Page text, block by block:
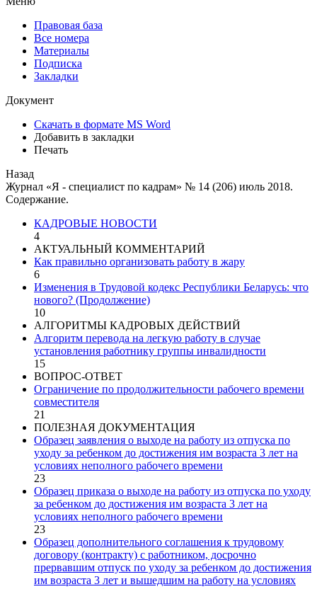
Правовая база
Все номера
Материалы
Подписка
Закладки
Документ
Скачать в формате MS Word
Добавить в закладки
Печать
Назад
Журнал «Я - специалист по кадрам» № 14 (206) июль 2018.
Содержание.
КАДРОВЫЕ НОВОСТИ
4
АКТУАЛЬНЫЙ КОММЕНТАРИЙ
Как правильно организовать работу в жару
6
Изменения в Трудовой кодекс Республики Беларусь: что
нового? (Продолжение)
10
АЛГОРИТМЫ КАДРОВЫХ ДЕЙСТВИЙ
Алгоритм перевода на легкую работу в случае
установления работнику группы инвалидности
15
ВОПРОС-ОТВЕТ
Ограничение по продолжительности рабочего времени
совместителя
21
ПОЛЕЗНАЯ ДОКУМЕНТАЦИЯ
Образец заявления о выходе на работу из отпуска по
уходу за ребенком до достижения им возраста 3 лет на
условиях неполного рабочего времени
23
Образец приказа о выходе на работу из отпуска по уходу
за ребенком до достижения им возраста 3 лет на
условиях неполного рабочего времени
23
Образец дополнительного соглашения к трудовому
договору (контракту) с работником, досрочно
прервавшим отпуск по уходу за ребенком до достижения
им возраста 3 лет и вышедшим на работу на условиях